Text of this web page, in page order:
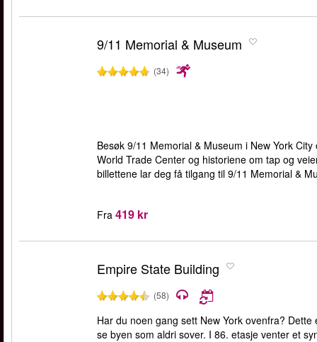
9/11 Memorial & Museum
(34)
Besøk 9/11 Memorial & Museum i New York
World Trade Center og historiene om tap og
billettene lar deg få tilgang til 9/11 Memorial &
Fra 419 kr
Empire State Building
(58)
Har du noen gang sett New York ovenfra?
se byen som aldri sover. I 86. etasje venter et